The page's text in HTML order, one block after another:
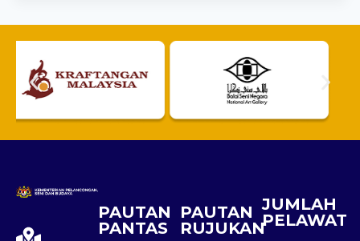
PAUTAN
PANTAS
PAUTAN
RUJUKAN
JUMLAH
PELAWAT